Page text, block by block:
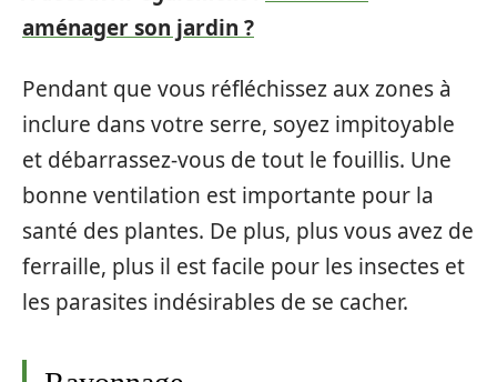
aménager son jardin ?
Pendant que vous réfléchissez aux zones à
inclure dans votre serre, soyez impitoyable
et débarrassez-vous de tout le fouillis. Une
bonne ventilation est importante pour la
santé des plantes. De plus, plus vous avez de
ferraille, plus il est facile pour les insectes et
les parasites indésirables de se cacher.